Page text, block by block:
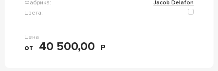
Фабрика:
Jacob Delafon
Цвета:
Цена
от 40 500,00 Р